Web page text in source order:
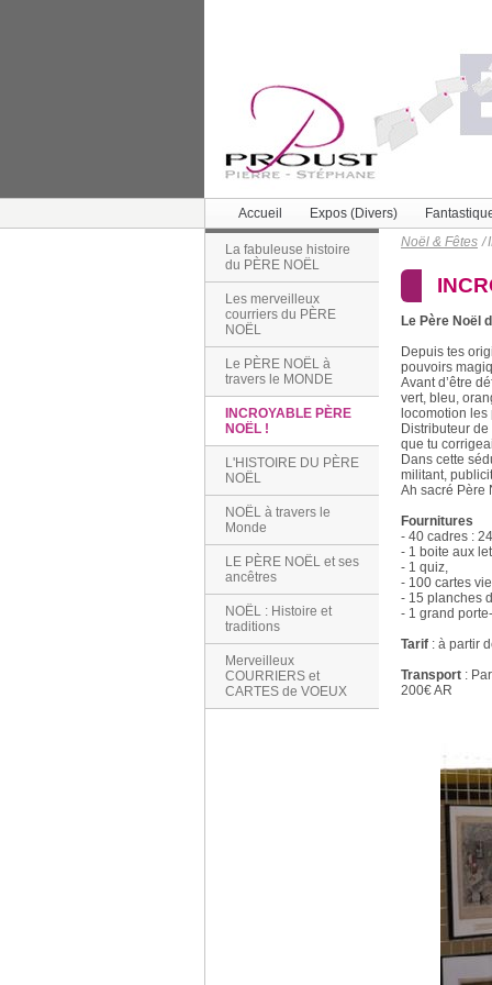
Accueil Expos (Divers)
Noël & Fêtes /
Le Père Noël
Depuis tes
pouvoirs
Avant d’être
vert, bleu,
locomotion
Distributeur
que tu
Dans cette
militant,
Ah sacré Père
Fournitures
- 40 cadres :
- 1 boite aux
- 1 quiz,
- 100 cartes
- 15 planches
- 1 grand
Tarif : à partir
Transport :
200€ AR
La fabuleuse histoire
du PÈRE NOËL
Les merveilleux
courriers du PÈRE
NOËL
Le PÈRE NOËL à
travers le MONDE
INCROYABLE PÈRE
NOËL !
L'HISTOIRE DU PÈRE
NOËL
NOËL à travers le
Monde
LE PÈRE NOËL et ses
ancêtres
NOËL : Histoire et
traditions
Merveilleux
COURRIERS et
CARTES de VOEUX